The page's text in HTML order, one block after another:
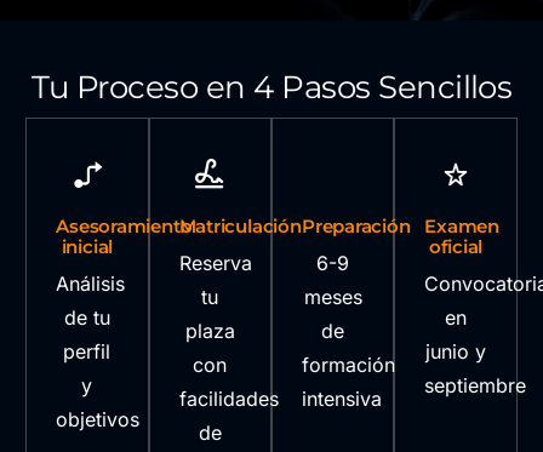
Tu Proceso en 4 Pasos Sencillos
Asesoramiento
inicial
Análisis
de tu
perfil
y
objetivos
Matriculación
Reserva
tu
plaza
con
facilidades
de
Preparación
6-9
meses
de
formación
intensiva
Examen
oficial
en
junio y
septiembre